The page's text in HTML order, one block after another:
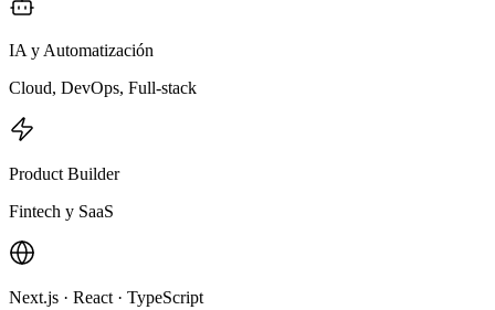
IA y Automatización
Cloud, DevOps, Full-stack
Product Builder
Fintech y SaaS
Next.js · React · TypeScript